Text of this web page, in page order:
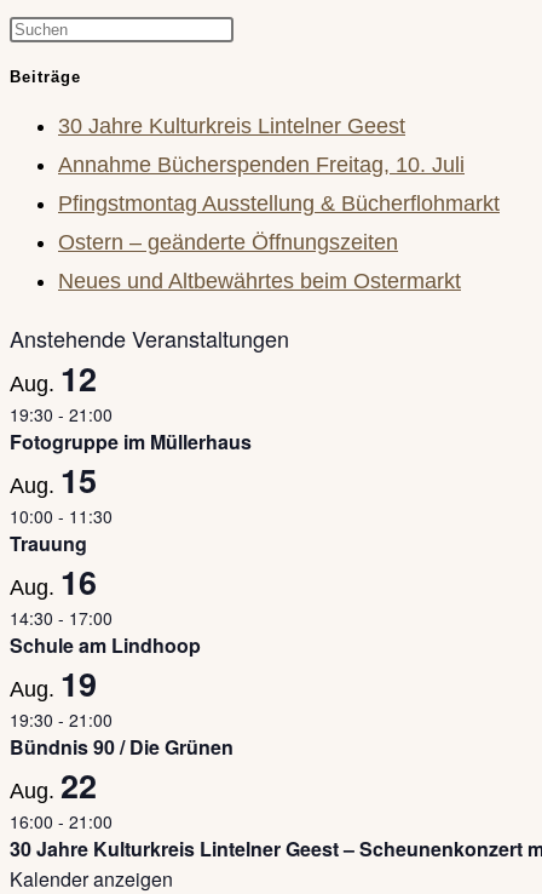
Press
close
the
search
panel.
Beiträge
30 Jahre Kulturkreis Lintelner Geest
Annahme Bücherspenden Freitag, 10. Juli
Pfingstmontag Ausstellung & Bücherflohmarkt
Ostern – geänderte Öffnungszeiten
Neues und Altbewährtes beim Ostermarkt
Anstehende Veranstaltungen
Aug. 12
19:30 - 21:00
Fotogruppe im Müllerhaus
Aug. 15
10:00 - 11:30
Trauung
Aug. 16
14:30 - 17:00
Schule am Lindhoop
Aug. 19
19:30 - 21:00
Bündnis 90 / Die Grünen
Aug. 22
16:00 - 21:00
30 Jahre Kulturkreis Lintelner Geest – Scheunenkonzert
Kalender anzeigen